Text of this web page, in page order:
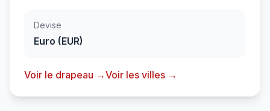
Devise
Euro (EUR)
Voir le drapeau →Voir les villes →